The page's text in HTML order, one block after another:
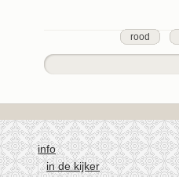
rood
info
in de kijker